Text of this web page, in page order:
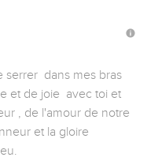
serrer  dans mes bras
et de joie  avec toi et
, de l'amour de notre
et la gloire